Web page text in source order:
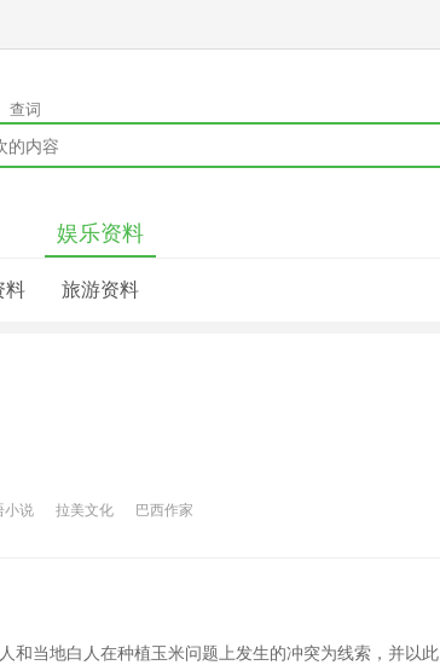
查词
娱乐资料
料 旅游资料
小说 拉美文化 巴西作家
和当地白人在种植玉米问题上发生的冲突为线索，并以此